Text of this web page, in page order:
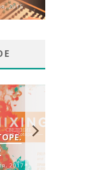
2015
2017